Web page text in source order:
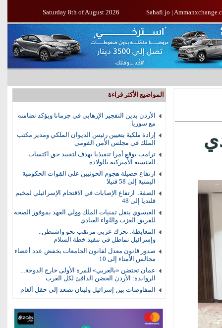
Saturday 8th of August 2026 Sahafi.jo |
المواضيع الأكثر قراءة
الأردن يدين التفجير الإرهابي في جرمانا ويؤكد تضامنه
مع سوريا
إرادة ملكية بتعيين رئيس الديوان الملكي ومدير مكتب
الملك في مجلس الأمن القومي
ترامب يوقع أمرا تنفيذيا يهدف لتقييد حق اكتساب
الجنسية الأميركية بالولادة
ارتفاع حصيلة هجوم الحوثيين على القوات الحكومية
اليمنية إلى 58 قتيلا
الضفة.. ارتفاع الإصابات في الاقتحام الإسرائيلي لمخيم
قلنديا إلى 48
العيسوي ينقل تمنيات الملك وولي العهد بموفور الصحة
للفريق العزب واللواء العبادي
المعايطة: تحرك عربي مرتقب نحو واشنطن..
وإسرائيل تماطل في تنفيذ خطة السلام
صدور قانون معدل لقانون الجامعات يخفض عدد أعضاء
مجالس الأمناء إلى 10
عمان تحتضن «بالعربي» للمرة الأولى خارج الدوحة...
الروابدة: الأردن الحضن الدافئ لكل العرب
المفاوضات بين إسرائيل ولبنان تصعد إلى حقل ألغام